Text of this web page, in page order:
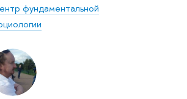
фундаментальной